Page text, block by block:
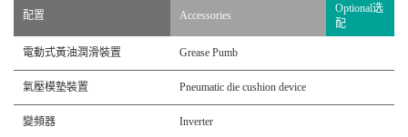
配置 Accessories
Optional选
配
電動式黃油潤滑裝置 Grease Pumb
氣壓模墊裝置 Pneumatic die cushion device
變頻器 Inverter